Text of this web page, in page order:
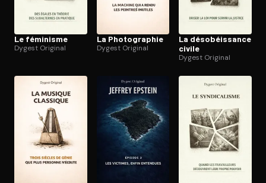
Le féminisme
Dygest Original
La Pho­to­gra­phie
Dygest Original
La déso­béis­sance
civile
Dygest Original